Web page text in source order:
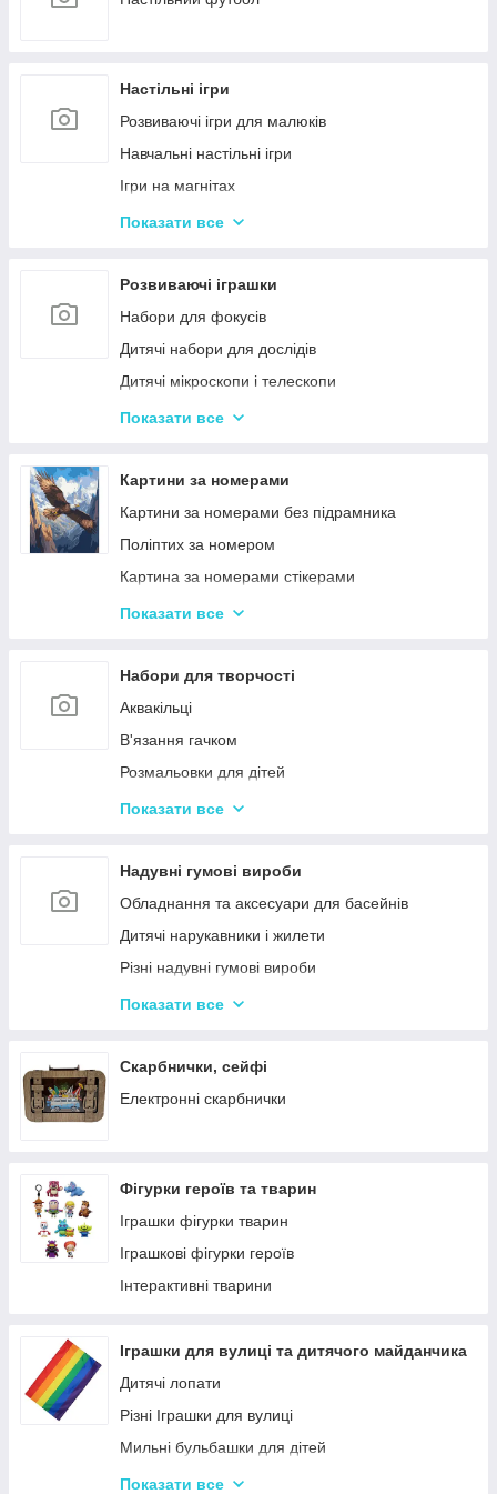
Настільні ігри
Розвиваючі ігри для малюків
Навчальні настільні ігри
Ігри на магнітах
Ігри-бродилки
Крокодил
Аліас Або Скажи Інакше
Гра Хто Я?
Вікторина
Твістер
Ігри типу Дженга
Ігри-головоломки
Дитяче Лото і Доміно
Гра Морський Бій
Різні Настільні ігри
Монополія - настільна гра
Мафія
Шахи і Шашки
Набори для гри в покер
Показати все
Розвиваючі іграшки
Набори для фокусів
Дитячі набори для дослідів
Дитячі мікроскопи і телескопи
Розвиваючі Магніти для дітей
Дитячі ноутбуки, планшети
Інтерактивні розмовляючі плакати
Спіннери
Показати все
Картини за номерами
Картини за номерами без підрамника
Поліптих за номером
Картина за номерами стікерами
Алмазна Мозаїка за номерами
Стандартні картини за номерами
Розпис по полотну
Полотна з Підрамником
Алмазна мозаїка для дітей
Показати все
Набори для творчості
Аквакільці
В'язання гачком
Розмальовки для дітей
Акрилові фарби
Гравюра для дітей
Кінетичний пісок
Дитячий Пластилін
Декупаж
Крейда для Малювання
Рукоділля
Валіза для малювання
Показати все
Надувні гумові вироби
Обладнання та аксесуари для басейнів
Дитячі нарукавники і жилети
Різні надувні гумові вироби
Насоси для матрасів та гумових виробів
Надувні матраци
Дитячі надувні басейни
Показати все
Скарбнички, сейфі
Електронні скарбнички
Фігурки героїв та тварин
Іграшки фігурки тварин
Іграшкові фігурки героїв
Інтерактивні тварини
Іграшки для вулиці та дитячого майданчика
Дитячі лопати
Різні Іграшки для вулиці
Мильні бульбашки для дітей
Гойдалки для дітей
Показати все